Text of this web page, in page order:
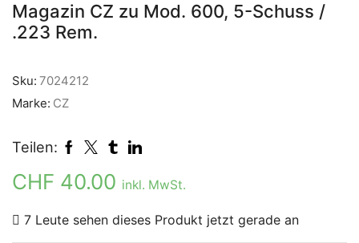
Magazin CZ zu Mod. 600, 5-Schuss /
.223 Rem.
Sku: 7024212
Marke: CZ
Teilen:
CHF 40.00 inkl. MwSt.
7 Leute sehen dieses Produkt jetzt gerade an